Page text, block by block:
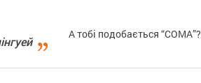
А тобі подобається “COMA”?